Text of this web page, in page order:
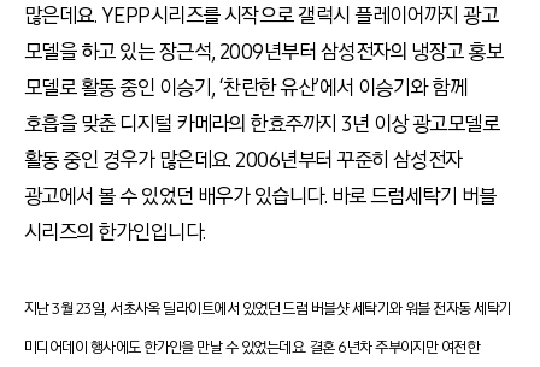
많은데요. YEPP시리즈를 시작으로 갤럭시 플레이어까지 광고
모델을 하고 있는 장근석, 2009년부터 삼성전자의 냉장고 홍보
모델로 활동 중인 이승기, ‘찬란한 유산’에서 이승기와 함께
호흡을 맞춘 디지털 카메라의 한효주까지 3년 이상 광고모델로
활동 중인 경우가 많은데요. 2006년부터 꾸준히 삼성전자
광고에서 볼 수 있었던 배우가 있습니다. 바로 드럼세탁기 버블
시리즈의 한가인입니다.
지난 3월 23일, 서초사옥 딜라이트에서 있었던 드럼 버블샷 세탁기와 워블 전자동 세탁기
미디어데이 행사에도 한가인을 만날 수 있었는데요. 결혼 6년차 주부이지만 여전한